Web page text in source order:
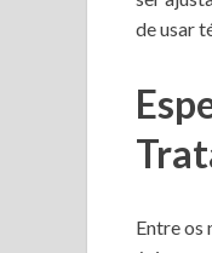
de usar
Entre os